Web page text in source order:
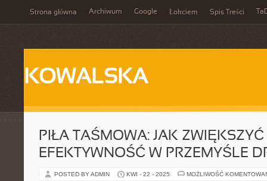
Strona główna Archiwum Google Łokciem Spis Treści
KOWALSKA
PIŁA TAŚMOWA: JAK ZWIĘKSZYĆ
EFEKTYWNOŚĆ W PRZEMYŚLE
POSTED BY ADMIN KWI - 22 - 2025 MOŻLIWOŚĆ